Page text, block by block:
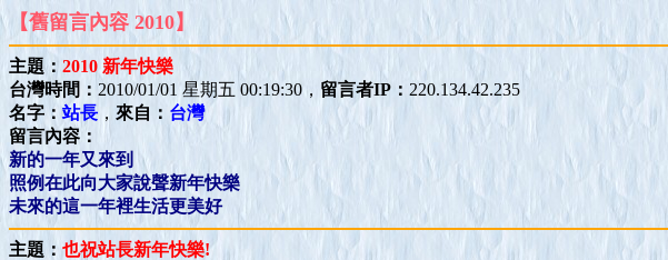
【舊留言內容 2010】
主題： 2010 新年快樂
台灣時間： 2010/01/01 星期五 00:19:30， 留言者IP： 220.134.42.235
名字：站長 ， 來自： 台灣
留言內容：
新的一年又來到
照例在此向大家說聲新年快樂
未來的這一年裡生活更美好
主題：也祝站長新年快樂!